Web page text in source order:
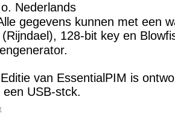
Nederlands
gegevens kunnen met een
(Rijndael), 128-bit key en
van EssentialPIM is
USB-stck.